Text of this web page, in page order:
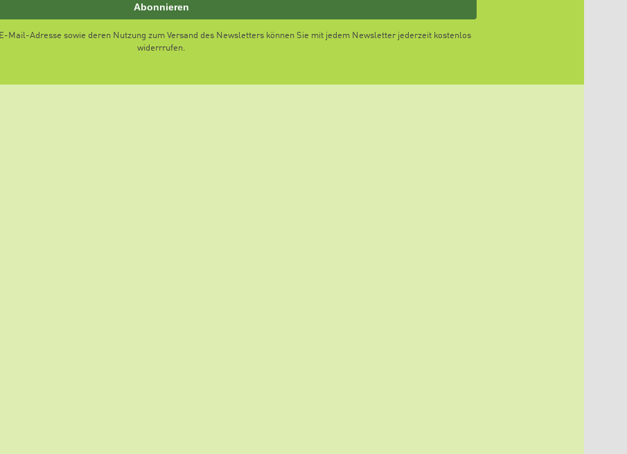
Abonnieren
Mail-Adresse sowie deren Nutzung zum Versand des Newsletters können Sie mit jedem Newsletter jederzeit kostenlos
widerrrufen.